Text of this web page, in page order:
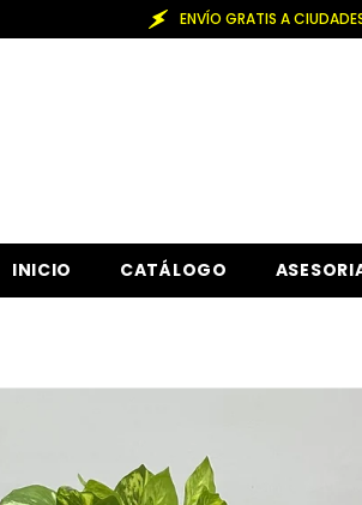
ENVÍO GRATIS A CIUDADES PRINCIPALES POR
INICIO CATÁLOGO